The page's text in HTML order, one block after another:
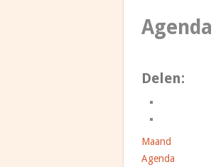
Agenda
Delen:
Maand
Agenda